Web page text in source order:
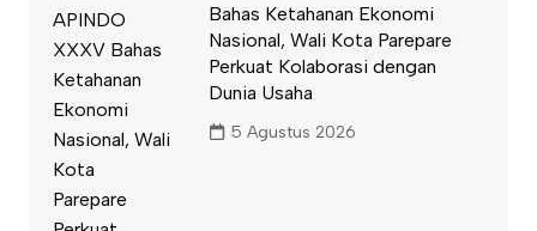
Bahas Ketahanan Ekonomi
Nasional, Wali Kota Parepare
Perkuat Kolaborasi dengan
Dunia Usaha
5 Agustus 2026